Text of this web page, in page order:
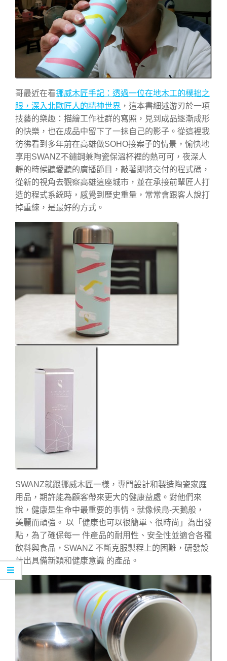
哥最近在看挪威木匠手記：透過一位在地木工的樸拙之
眼，深入北歐匠人的精神世界 ，這本書細述游刃於一項
技藝的樂趣：描繪工作社群的寫照，見到成品逐漸成形
的快樂，也在成品中留下了一抺自己的影子。從這裡我
彷彿看到多年前在高雄做SOHO接案子的情景，愉快地
享用SWANZ不鏽鋼兼陶瓷保溫杯裡的熱可可，夜深人
靜的時候聽愛聽的廣播節目，敲著即將交付的程式碼，
從新的視角去觀察高雄這座城市，並在承接前輩匠人打
造的程式系統時，感覺到歷史重量，常常會跟客人說打
掉重練，是最好的方式。
SWANZ就跟挪威木匠一樣，專門設計和製造陶瓷家庭
用品，期許能為顧客帶來更大的健康益處。對他們來
說，健康是生命中最重要的事情。就像候鳥-天鵝般，
美麗而頑強。 以「健康也可以很簡單、很時尚」為出發
點，為了確保每一 件產品的耐用性、安全性並適合各種
飲料與食品，SWANZ 不斷克服製程上的困難，研發設
計出具備新穎和健康意識 的產品。